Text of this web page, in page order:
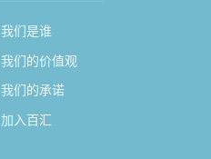
我们是谁
我们的价值观
我们的承诺
加入百汇